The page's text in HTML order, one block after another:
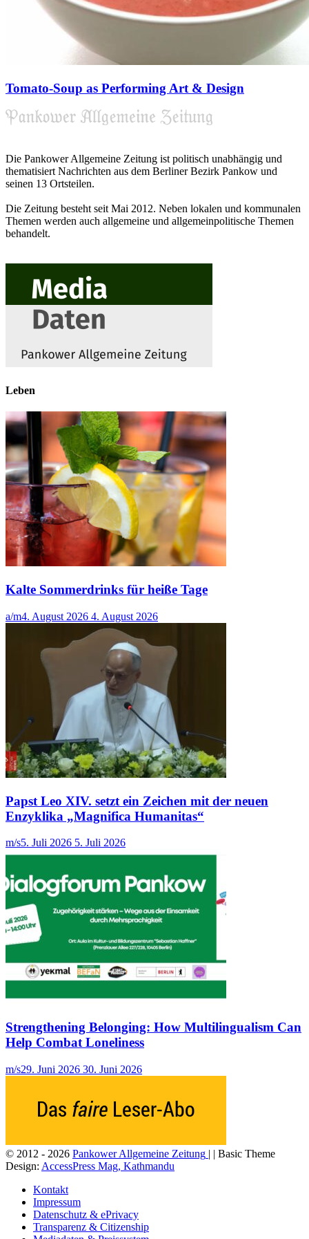
Tomato-Soup as Performing Art & Design
Die Pankower Allgemeine Zeitung ist politisch unabhängig und
thematisiert Nachrichten aus dem Berliner Bezirk Pankow und
seinen 13 Ortsteilen.
Die Zeitung besteht seit Mai 2012. Neben lokalen und kommunalen
Themen werden auch allgemeine und allgemeinpolitische Themen
behandelt.
Leben
Kalte Sommerdrinks für heiße Tage
a/m4. August 2026 4. August 2026
Papst Leo XIV. setzt ein Zeichen mit der neuen
Enzyklika „Magnifica Humanitas“
m/s5. Juli 2026 5. Juli 2026
Strengthening Belonging: How Multilingualism Can
Help Combat Loneliness
m/s29. Juni 2026 30. Juni 2026
© 2012 - 2026 Pankower Allgemeine Zeitung | | Basic Theme
Design: AccessPress Mag, Kathmandu
Kontakt
Impressum
Datenschutz & ePrivacy
Transparenz & Citizenship